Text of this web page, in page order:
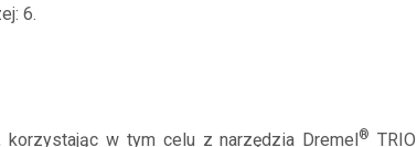
6.
w tym celu z narzędzia Dremel® TRIO